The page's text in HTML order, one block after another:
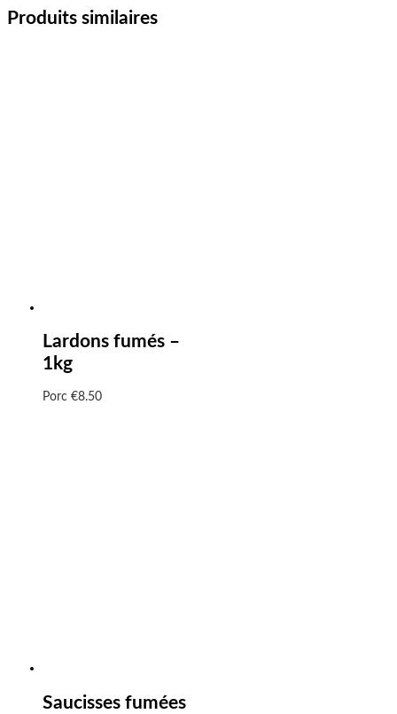
Produits similaires
Lardons fumés –
1kg
Porc €8.50
Saucisses fumées